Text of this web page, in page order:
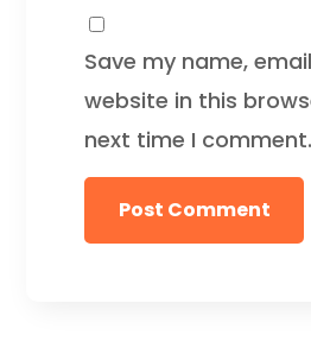
Save my name,
website in this
next time I comment.